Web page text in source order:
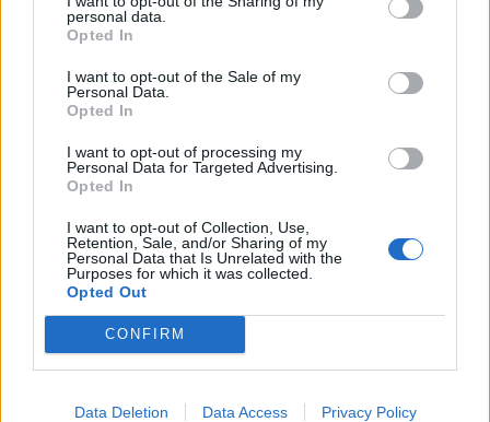
personal data.
Opted In
I want to opt-out of the Sale of my
Personal Data.
Opted In
I want to opt-out of processing my
Personal Data for Targeted Advertising.
Opted In
I want to opt-out of Collection, Use,
Retention, Sale, and/or Sharing of my
Personal Data that Is Unrelated with the
Purposes for which it was collected.
Opted Out
CONFIRM
Data Deletion Data Access Privacy Policy
sunkiaatlečių lygis. Tuo galime tik pasidžiaugti“, - sakė
Nevecka.
generalinis sekretorius Modestas Šimkus.
paruošta naujausia technika, vyko tiesioginės
transliacijos internetu. Buvo gražu žiūrėti ir dalyvauti
šiame procese“, - J. Neveckos organizaciniais
sugebėjimais pasidžiaugė M. Šimkus.